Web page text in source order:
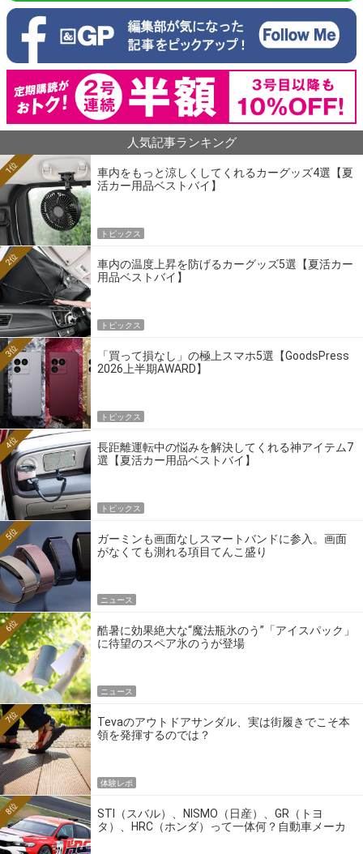
人気記事ランキング
車内をもっと涼しくしてくれるカーグッズ4選【夏
活カー用品ベストバイ】
1位
トピックス
車内の温度上昇を防げるカーグッズ5選【夏活カー
用品ベストバイ】
2位
トピックス
「買って損なし」の極上スマホ5選【GoodsPress
2026上半期AWARD】
3位
トピックス
長距離運転中の悩みを解決してくれる神アイテム7
選【夏活カー用品ベストバイ】
4位
トピックス
ガーミンも画面なしスマートバンドに参入。画面
がなくても測れる項目てんこ盛り
5位
ニュース
酷暑に効果絶大な“魔法瓶氷のう”「アイスパック」
に待望のスペア氷のうが登場
6位
ニュース
Tevaのアウトドアサンダル、実は街履きでこそ本
領を発揮するのでは？
7位
体験レポ
STI（スバル）、NISMO（日産）、GR（トヨ
タ）、HRC（ホンダ）って一体何？自動車メーカ
8位